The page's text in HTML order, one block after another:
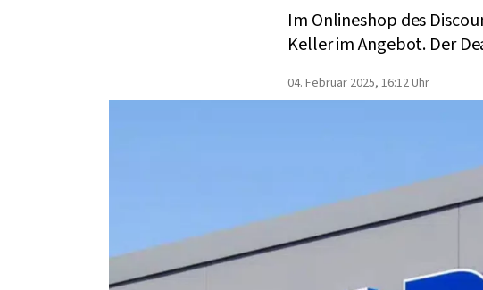
Im Onlineshop des
Keller im Angebot. Der
04. Februar 2025, 16:12 Uhr